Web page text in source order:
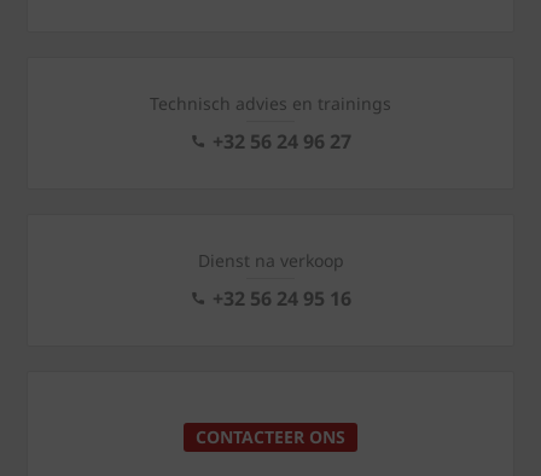
Technisch advies en trainings
+32 56 24 96 27
Dienst na verkoop
+32 56 24 95 16
CONTACTEER ONS